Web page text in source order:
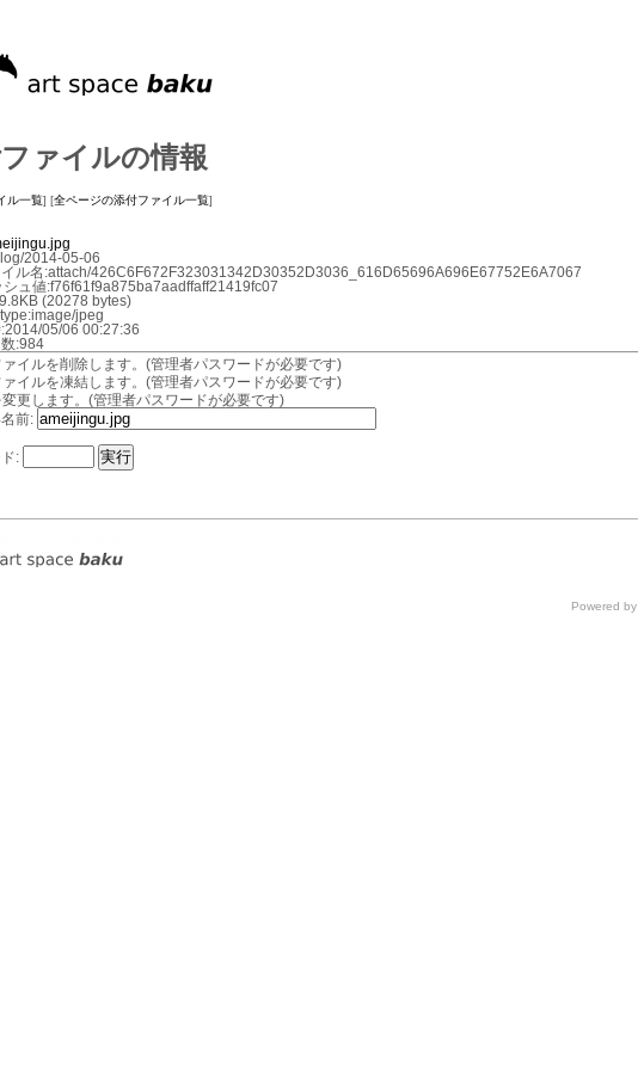
ァイルの情報
ル一覧] [全ページの添付ファイル一覧]
2014-05-06
ル名:attach/426C6F672F323031342D30352D3036_616D65696A696E67752E6A7067
シュ値:f76f61f9a875ba7aadffaff21419fc07
(20278 bytes)
jpeg
05/06 00:27:36
:984
ァイルを削除します。(管理者パスワードが必要です)
ァイルを凍結します。(管理者パスワードが必要です)
更します。(管理者パスワードが必要です)
前:
:
Powered by